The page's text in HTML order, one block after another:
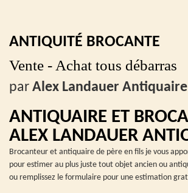
ANTIQUITÉ BROCANTE
Vente - Achat tous débarras
par Alex Landauer Antiquaire
ANTIQUAIRE ET
ALEX LANDAUER
Brocanteur et antiquaire de père en fils je vous
pour estimer au plus juste tout objet ancien ou
ou remplissez le formulaire pour une estimation